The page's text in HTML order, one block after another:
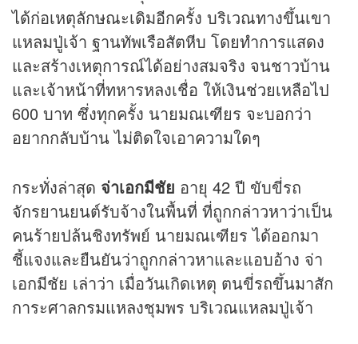
ได้ก่อเหตุลักษณะเดิมอีกครั้ง บริเวณทางขึ้นเขา
แหลมปู่เจ้า ฐานทัพเรือสัตหีบ โดยทำการแสดง
และสร้างเหตุการณ์ได้อย่างสมจริง จนชาวบ้าน
และเจ้าหน้าที่ทหารหลงเชื่อ ให้เงินช่วยเหลือไป
600 บาท ซึ่งทุกครั้ง นายมณเฑียร จะบอกว่า
อยากกลับบ้าน ไม่ติดใจเอาความใดๆ
กระทั่งล่าสุด จ่าเอกมีชัย อายุ 42 ปี ขับขี่รถ
จักรยานยนต์รับจ้างในพื้นที่ ที่ถูกกล่าวหาว่าเป็น
คนร้ายปล้นชิงทรัพย์ นายมณเฑียร ได้ออกมา
ชี้แจงและยืนยันว่าถูกกล่าวหาและแอบอ้าง จ่า
เอกมีชัย เล่าว่า เมื่อวันเกิดเหตุ ตนขี่รถขึ้นมาสัก
การะศาลกรมแหลงชุมพร บริเวณแหลมปู่เจ้า